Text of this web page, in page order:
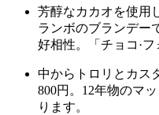
芳醇なカカオを使用
ランボのブランデー
好相性。「チョコ·フ
中からトロリとカス
800円。12年物のマ
ります。